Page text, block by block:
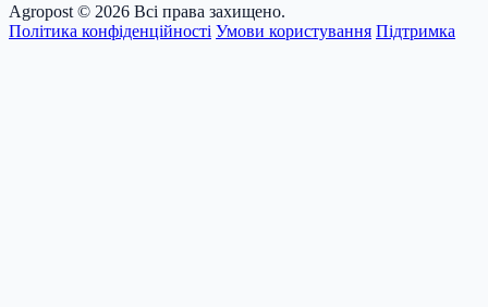
Agropost © 2026 Всі права захищено.
Політика конфіденційності Умови користування Підтримка